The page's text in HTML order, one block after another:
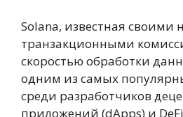
Solana, известная своими
транзакционными
скоростью обработки
одним из самых
среди разработчиков
приложений (dApps) и